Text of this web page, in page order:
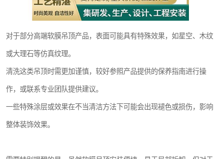
对于部分高端软膜吊顶产品，表面可能具有特殊效果，如星空、木纹
或大理石等仿真纹理。
清洗这类吊顶时需更加谨慎，较好参照产品提供的保养指南进行操
作，或联系专业团队提供建议。
一些特殊涂层或效果在不当清洁方法下可能会出现褪色或损伤，影响
整体装饰效果。